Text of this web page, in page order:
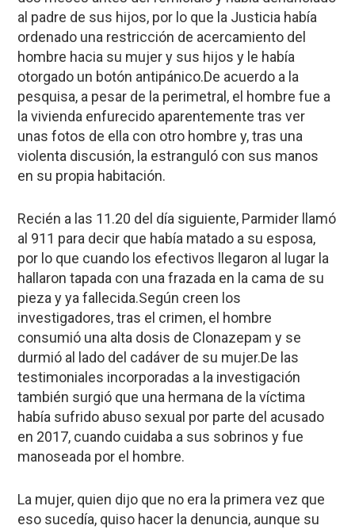
al padre de sus hijos, por lo que la Justicia había
ordenado una restricción de acercamiento del
hombre hacia su mujer y sus hijos y le había
otorgado un botón antipánico.De acuerdo a la
pesquisa, a pesar de la perimetral, el hombre fue a
la vivienda enfurecido aparentemente tras ver
unas fotos de ella con otro hombre y, tras una
violenta discusión, la estranguló con sus manos
en su propia habitación.
Recién a las 11.20 del día siguiente, Parmider llamó
al 911 para decir que había matado a su esposa,
por lo que cuando los efectivos llegaron al lugar la
hallaron tapada con una frazada en la cama de su
pieza y ya fallecida.Según creen los
investigadores, tras el crimen, el hombre
consumió una alta dosis de Clonazepam y se
durmió al lado del cadáver de su mujer.De las
testimoniales incorporadas a la investigación
también surgió que una hermana de la víctima
había sufrido abuso sexual por parte del acusado
en 2017, cuando cuidaba a sus sobrinos y fue
manoseada por el hombre.
La mujer, quien dijo que no era la primera vez que
eso sucedía, quiso hacer la denuncia, aunque su